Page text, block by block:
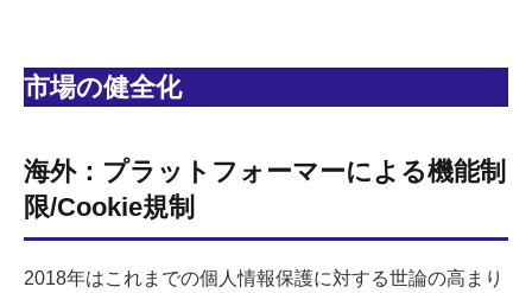
市場の健全化
海外：プラットフォーマーによる機能制
限/Cookie規制
2018年はこれまでの個人情報保護に対する世論の高まり